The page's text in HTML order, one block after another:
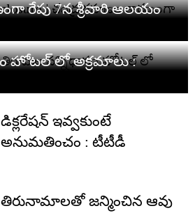
రేపు 7న శ్రీవారి ఆలయం
హోటల్ లో అక్రమాలు :
డిక్లరేషన్ ఇవ్వకుంటే
అనుమతించం : టీటీడీ
తిరునామాలతో జన్మించిన ఆవు